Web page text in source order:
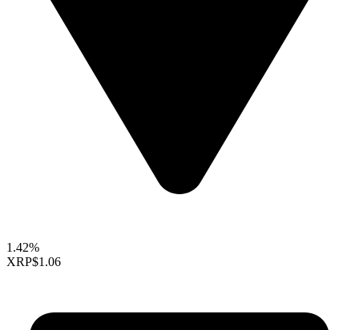
1.42%
XRP$1.06